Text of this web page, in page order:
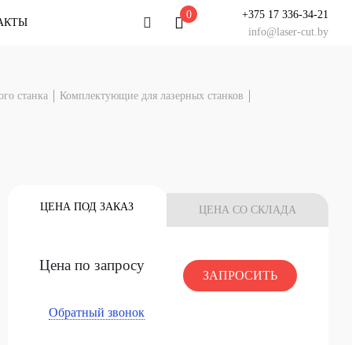
У Вас есть вопрос?
0
+375 17 336-34-21
info@laser-cut.by
станка
Комплектующие для лазерных станков
ЦЕНА ПОД ЗАКАЗ ЦЕНА СО СКЛАДА
Цена по запросу
ЗАПРОСИТЬ
Обратный звонок